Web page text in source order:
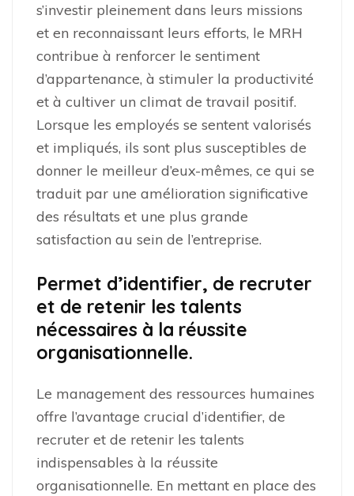
s’investir pleinement dans leurs missions
et en reconnaissant leurs efforts, le MRH
contribue à renforcer le sentiment
d’appartenance, à stimuler la productivité
et à cultiver un climat de travail positif.
Lorsque les employés se sentent valorisés
et impliqués, ils sont plus susceptibles de
donner le meilleur d’eux-mêmes, ce qui se
traduit par une amélioration significative
des résultats et une plus grande
satisfaction au sein de l’entreprise.
Permet d’identifier, de recruter
et de retenir les talents
nécessaires à la réussite
organisationnelle.
Le management des ressources humaines
offre l’avantage crucial d’identifier, de
recruter et de retenir les talents
indispensables à la réussite
organisationnelle. En mettant en place des